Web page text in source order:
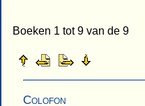
Boeken 1 tot 9 van de 9
Colofon